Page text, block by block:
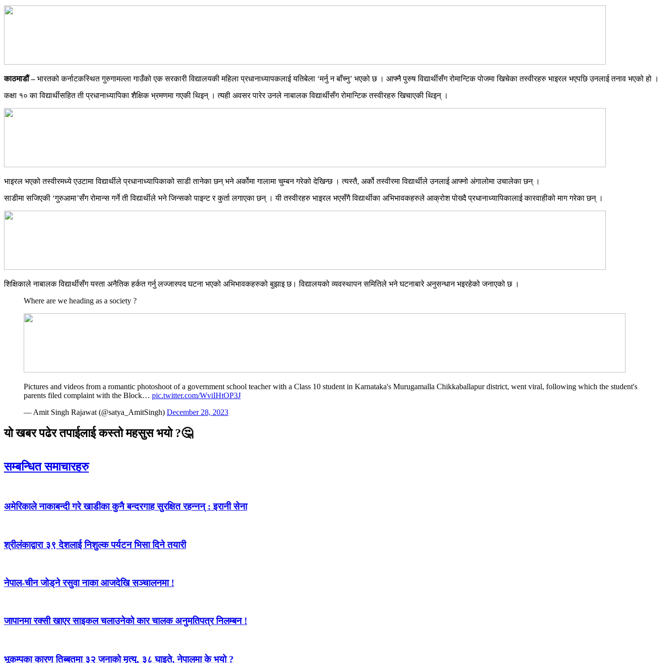
काठमाडौं –भारतको कर्नाटकस्थित गुरुगामल्ला गाउँको एक सरकारी विद्यालयकी महिला प्रधानाध्यापकलाई यतिबेला ‘मर्नु न बाँच्नु’ भएको छ । आफ्नै पुरुष विद्यार्थीसँग रोमान्टिक पोजमा खिचेका तस्वीरहरु भाइरल भएपछि उनलाई तनाव भएको हो ।
कक्षा १० का विद्यार्थीसहित ती प्रधानाध्यापिका शैक्षिक भ्रमणमा गएकी थिइन् । त्यही अवसर पारेर उनले नाबालक विद्यार्थीसँग रोमान्टिक तस्वीरहरु खिचाएकी थिइन् ।
भाइरल भएको तस्वीरमध्ये एउटामा विद्यार्थीले प्रधानाध्यापिकाको साडी तानेका छन् भने अर्कोमा गालामा चुम्बन गरेको देखिन्छ । त्यस्तै, अर्को तस्वीरमा विद्यार्थीले उनलाई आफ्नो अंगालोमा उचालेका छन् ।
साडीमा सजिएकी ‘गुरुआमा’सँग रोमान्स गर्ने ती विद्यार्थीले भने जिन्सको पाइन्ट र कुर्ता लगाएका छन् । यी तस्वीरहरु भाइरल भएसँगै विद्यार्थीका अभिभावकहरुले आक्रोश पोख्दै प्रधानाध्यापिकालाई कारवाहीको माग गरेका छन् ।
शिक्षिकाले नाबालक विद्यार्थीसँग यस्ता अनैतिक हर्कत गर्नु लज्जास्पद घटना भएको अभिभावकहरुको बुझाइ छ। विद्यालयको व्यवस्थापन समितिले भने घटनाबारे अनुसन्धान भइरहेको जनाएको छ ।
Where are we heading as a society ?
Pictures and videos from a romantic photoshoot of a government school teacher with a Class 10 student in Karnataka's Murugamalla Chikkaballapur district, went viral, following which the student's
parents filed complaint with the Block… pic.twitter.com/WviIHtOP3J
— Amit Singh Rajawat (@satya_AmitSingh) December 28, 2023
यो खबर पढेर तपाईलाई कस्तो महसुस भयो ?🤔
सम्बन्धित समाचारहरु
अमेरिकाले नाकाबन्दी गरे खाडीका कुनै बन्दरगाह सुरक्षित रहन्नन् : इरानी सेना
श्रीलंकाद्वारा ३९ देशलाई निशुल्क पर्यटन भिसा दिने तयारी
नेपाल-चीन जोड्‌ने रसुवा नाका आजदेखि सञ्चालनमा !
जापानमा रक्सी खाएर साइकल चलाउनेको कार चालक अनुमतिपत्र निलम्बन !
भूकम्पका कारण तिब्बतमा ३२ जनाको मृत्यु, ३८ घाइते, नेपालमा के भयो ?